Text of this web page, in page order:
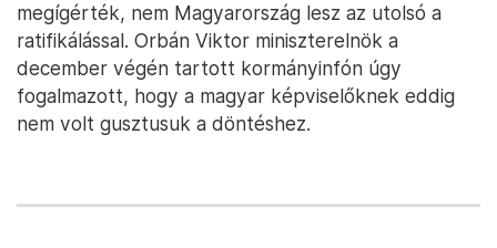
megígérték, nem Magyarország lesz az utolsó a
ratifikálással. Orbán Viktor miniszterelnök a
december végén tartott kormányinfón úgy
fogalmazott, hogy a magyar képviselőknek eddig
nem volt gusztusuk a döntéshez.